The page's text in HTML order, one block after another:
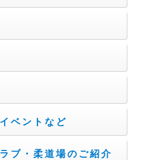
ベントなど
ブ・柔道場のご紹介